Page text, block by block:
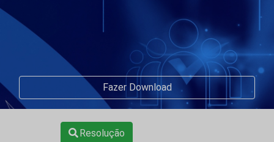
Fazer Download
Resolução